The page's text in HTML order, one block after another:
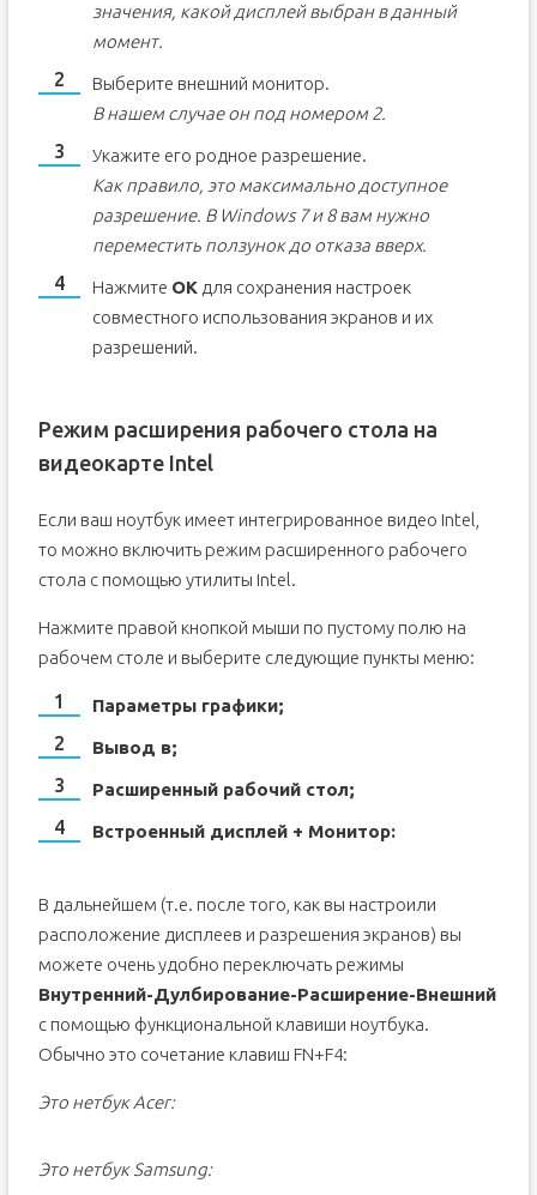
значения, какой дисплей выбран в данный
момент.
Выберите внешний монитор.
В нашем случае он под номером 2.
Укажите его родное разрешение.
Как правило, это максимально доступное
разрешение. В Windows 7 и 8 вам нужно
переместить ползунок до отказа вверх.
Нажмите ОКдля сохранения настроек
совместного использования экранов и их
разрешений.
Режим расширения рабочего стола на
видеокарте Intel
Если ваш ноутбук имеет интегрированное видео Intel,
то можно включить режим расширенного рабочего
стола с помощью утилиты Intel.
Нажмите правой кнопкой мыши по пустому полю на
рабочем столе и выберите следующие пункты меню:
Параметры графики;
Вывод в;
Расширенный рабочий стол;
Встроенный дисплей + Монитор:
В дальнейшем (т.е. после того, как вы настроили
расположение дисплеев и разрешения экранов) вы
можете очень удобно переключать режимы
Внутренний-Дулбирование-Расширение-Внешний
с помощью функциональной клавиши ноутбука.
Обычно это сочетание клавиш FN+F4:
Это нетбук Acer:
Это нетбук Samsung: